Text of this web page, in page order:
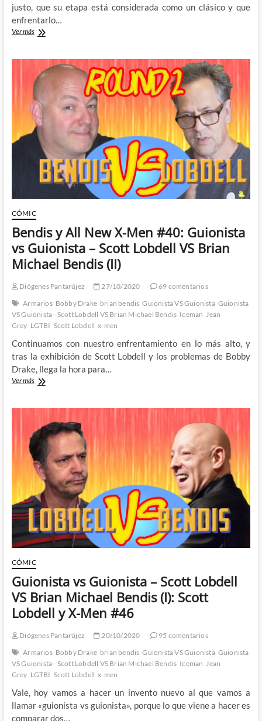
justo, que su etapa está considerada como un clásico y que
enfrentarlo…
Ver másClaremont
Men
#180
Guionista
vs
Guionista
Scott
Lobdell
Brian
Bendis
(III)
CÓMIC
Bendis y All New X-Men #40: Guionista
vs Guionista – Scott Lobdell VS Brian
Michael Bendis (II)
Diógenes Pantarújez 27/10/2020
69 comentarios
Armarios Bobby Drake brian bendis Guionista VS Guionista Guionista
VS Guionista - Scott Lobdell VS Brian Michael Bendis Iceman Jean
Grey LGTBI Scott Lobdell x-men
Continuamos con nuestro enfrentamiento en lo más alto, y
tras la exhibición de Scott Lobdell y los problemas de Bobby
Drake, llega la hora para…
Ver másBendis
Men
#40:
Guionista
vs
Guionista
Scott
Lobdell
VS
Brian
Michael
Bendis
(II)
CÓMIC
Guionista vs Guionista – Scott Lobdell
VS Brian Michael Bendis (I): Scott
Lobdell y X-Men #46
Diógenes Pantarújez 20/10/2020
95 comentarios
Armarios Bobby Drake brian bendis Guionista VS Guionista Guionista
VS Guionista - Scott Lobdell VS Brian Michael Bendis Iceman Jean
Grey LGTBI Scott Lobdell x-men
Vale, hoy vamos a hacer un invento nuevo al que vamos a
llamar «guionista vs guionista», porque lo que viene a hacer es
comparar dos…